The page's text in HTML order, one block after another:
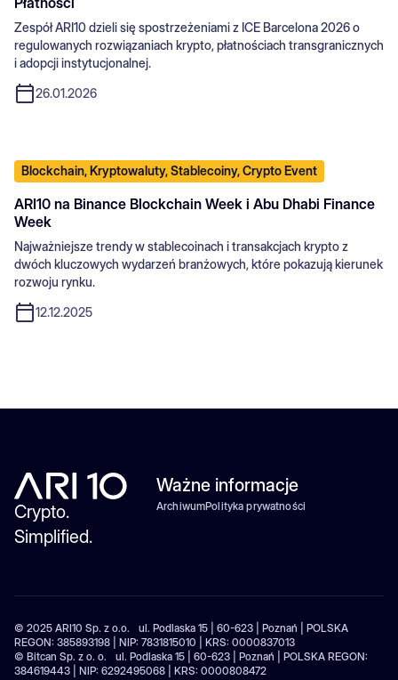
Zespół ARI10 dzieli się spostrzeżeniami z ICE Barcelona 2026 o
regulowanych rozwiązaniach krypto, płatnościach transgranicznych
i adopcji instytucjonalnej.
26.01.2026
Blockchain, Kryptowaluty, Stablecoiny, Crypto Event
ARI10 na Binance Blockchain Week i Abu Dhabi Finance
Week
Najważniejsze trendy w stablecoinach i transakcjach krypto z
dwóch kluczowych wydarzeń branżowych, które pokazują kierunek
rozwoju rynku.
12.12.2025
Crypto.
Simplified.
Ważne informacje
ArchiwumPolityka prywatności
© 2025 ARI10 Sp. z o.o. ul. Podlaska 15 | 60-623 | Poznań | POLSKA
REGON: 385893198 | NIP: 7831815010 | KRS: 0000837013
© Bitcan Sp. z o. o. ul. Podlaska 15 | 60-623 | Poznań | POLSKA REGON:
384619443 | NIP: 6292495068 | KRS: 0000808472